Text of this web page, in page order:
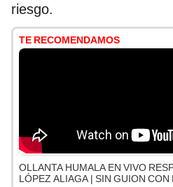
riesgo.
TE RECOMENDAMOS
OLLANTA HUMALA EN VIVO
LÓPEZ ALIAGA | SIN GUION